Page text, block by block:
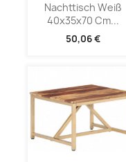
Nachttisch Weiß
40x35x70 Cm...
50,06 €